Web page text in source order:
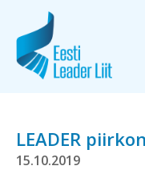
LEADER
15.10.2019